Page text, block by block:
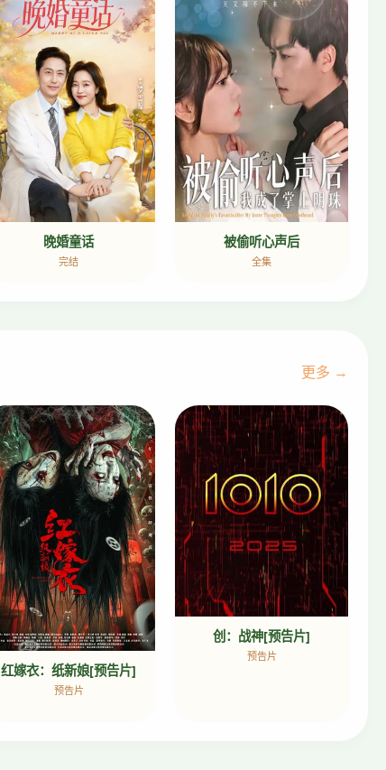
晚婚童话
完结
被偷听心声后
全集
更多 →
红嫁衣：纸新娘[预告片]
预告片
创：战神[预告片]
预告片